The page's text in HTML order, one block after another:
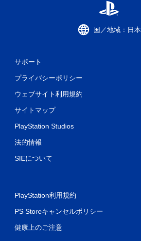
国／地域：日本
サポート
プライバシーポリシー
ウェブサイト利用規約
サイトマップ
PlayStation Studios
法的情報
SIEについて
PlayStation利用規約
PS Storeキャンセルポリシー
健康上のご注意